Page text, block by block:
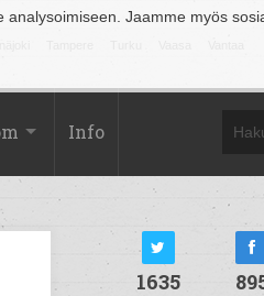
Jaamme myös
Info
1635